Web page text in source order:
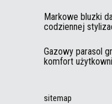
Markowe bluzki
codziennej
Gazowy parasol
komfort
sitemap